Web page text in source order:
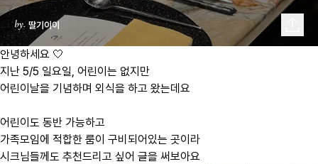
딸기이이
안녕하세요 🤍
지난 5/5 일요일, 어린이는 없지만
어린이날을 기념하며 외식을 하고 왔는데요
어린이도 동반 가능하고
가족모임에 적합한 룸이 구비되어있는 곳이라
시크님들께도 추천드리고 싶어 글을 써보아요